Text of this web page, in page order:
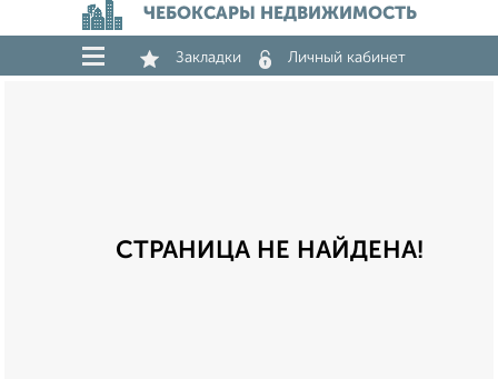
ЧЕБОКСАРЫ НЕДВИЖИМОСТЬ
Закладки Личный кабинет
СТРАНИЦА НЕ НАЙДЕНА!